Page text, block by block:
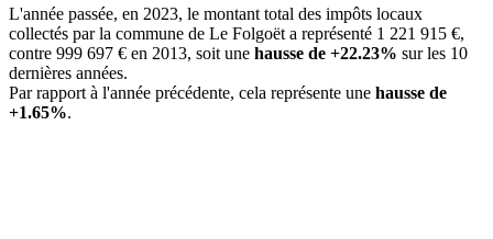
L'année passée, en 2023, le montant total des impôts locaux
collectés par la commune de Le Folgoët a représenté 1 221 915 €,
contre 999 697 € en 2013, soit une hausse de +22.23% sur les 10
dernières années.
Par rapport à l'année précédente, cela représente une hausse de
+1.65%.